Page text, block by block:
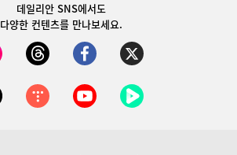
데일리안 SNS에서도
다양한 컨텐츠를 만나보세요.